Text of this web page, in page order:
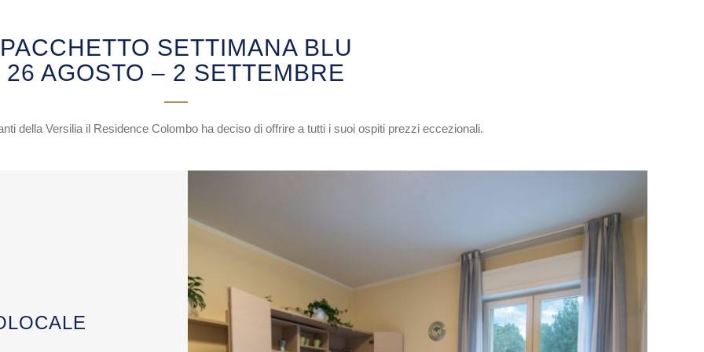
PACCHETTO SETTIMANA BLU
26 AGOSTO – 2 SETTEMBRE
della Versilia il Residence Colombo ha deciso di offrire a tutti i suoi ospiti prezzi eccezionali.